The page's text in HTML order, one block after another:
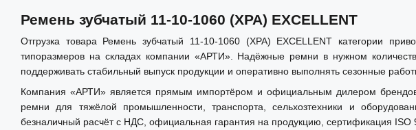
Ремень зубчатый 11-10-1060 (XPA) EXCELLENT
Отгрузка товара Ремень зубчатый 11-10-1060 (XPA) EXCELLENT категории
типоразмеров на складах компании «АРТИ». Надёжные ремни в нужном
поддерживать стабильный выпуск продукции и оперативно выполнять сезонные
Компания «АРТИ» является прямым импортёром и официальным дилером
ремни для тяжёлой промышленности, транспорта, сельхозтехники и
безналичный расчёт с НДС, официальная гарантия на продукцию, сертификация